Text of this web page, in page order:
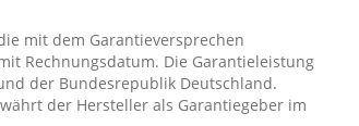
mit dem Garantieversprechen
Rechnungsdatum. Die Garantieleistung
der Bundesrepublik Deutschland.
der Hersteller als Garantiegeber im